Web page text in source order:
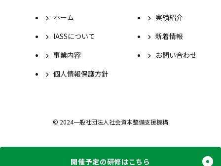
開催予定の研修はこちら
ホーム
IASSについて
事業内容
個人情報保護方針
実績紹介
新着情報
お問い合わせ
© 2024一般社団法人社会資本整備支援機構